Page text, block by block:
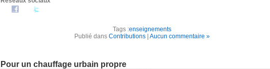
Tags :enseignements
Publié dans Contributions Aucun commentaire »
Pour un chauffage urbain propre